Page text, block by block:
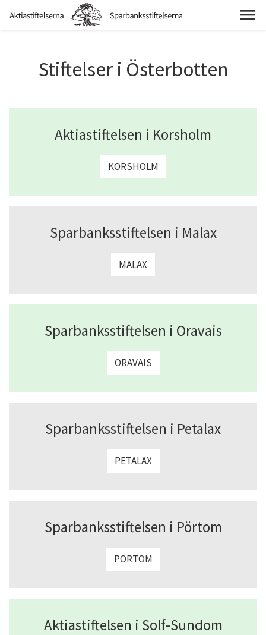
Stiftelser i Österbotten
Aktiastiftelsen i Korsholm
KORSHOLM
Sparbanksstiftelsen i Malax
MALAX
Sparbanksstiftelsen i Oravais
ORAVAIS
Sparbanksstiftelsen i Petalax
PETALAX
Sparbanksstiftelsen i Pörtom
PÖRTOM
Aktiastiftelsen i Solf-Sundom